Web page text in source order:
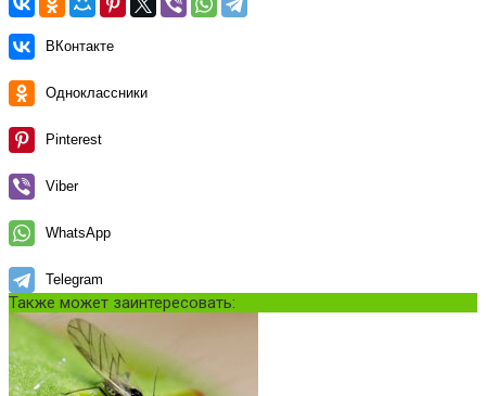
ВКонтакте
Одноклассники
Pinterest
Viber
WhatsApp
Telegram
Также может заинтересовать: